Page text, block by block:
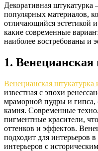
Декоративная
популярных материалов,
отличающийся эстетикой
какие современные
наиболее востребованы и
1.
Венецианская штукатурка
известная с эпохи
мраморной пудры и гипса,
камня. Современные
пигментные красители,
оттенков и эффектов.
подходит для интерьеров
интерьеров с